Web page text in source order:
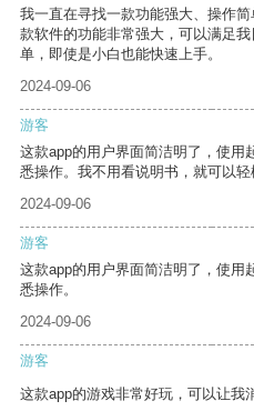
我一直在寻找一款功能强大、操作
款软件的功能非常强大，可以满足
单，即使是小白也能快速上手。
2024-09-06
游客
这款app的用户界面简洁明了，使用
悉操作。我不用看说明书，就可以轻
2024-09-06
游客
这款app的用户界面简洁明了，使用
悉操作。
2024-09-06
游客
这款app的游戏非常好玩，可以让我